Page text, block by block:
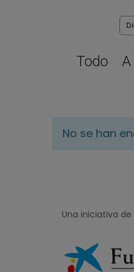
Todo A
No se han
Una iniciativa de